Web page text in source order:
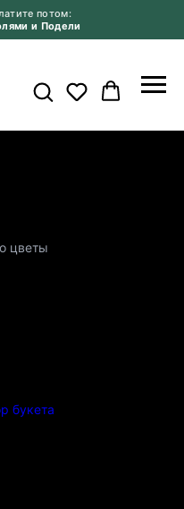
потом:
и Подели
цветы
букета